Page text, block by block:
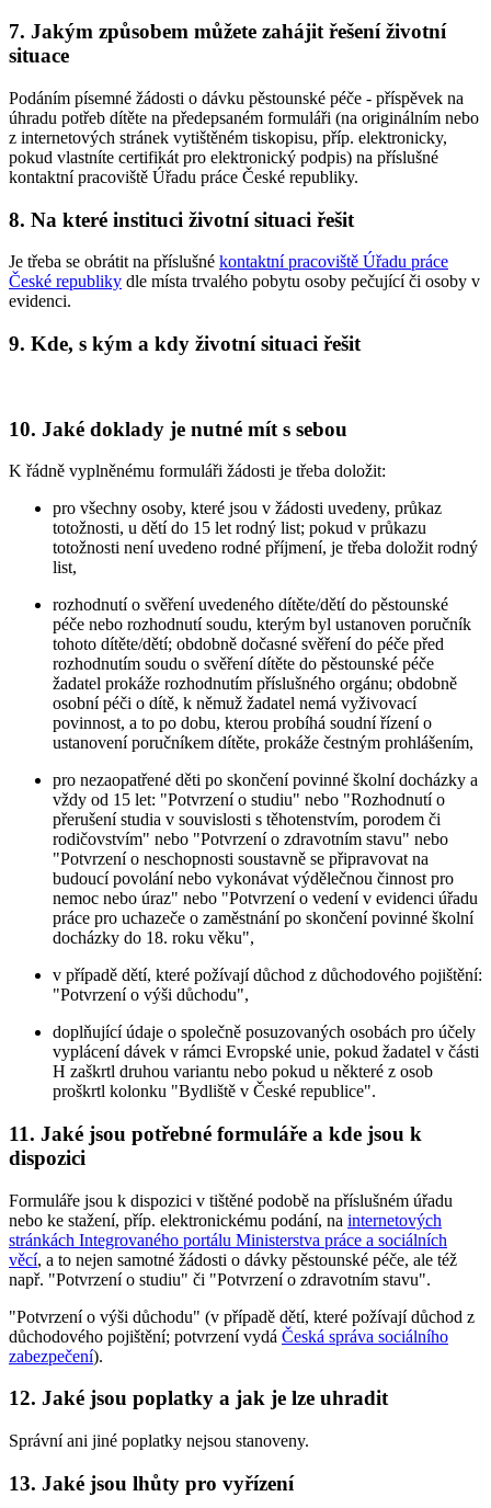
7. Jakým způsobem můžete zahájit řešení životní
situace
Podáním písemné žádosti o dávku pěstounské péče - příspěvek na
úhradu potřeb dítěte na předepsaném formuláři (na originálním nebo
z internetových stránek vytištěném tiskopisu, příp. elektronicky,
pokud vlastníte certifikát pro elektronický podpis) na příslušné
kontaktní pracoviště Úřadu práce České republiky.
8. Na které instituci životní situaci řešit
Je třeba se obrátit na příslušné kontaktní pracoviště Úřadu práce
České republiky dle místa trvalého pobytu osoby pečující či osoby v
evidenci.
9. Kde, s kým a kdy životní situaci řešit
10. Jaké doklady je nutné mít s sebou
K řádně vyplněnému formuláři žádosti je třeba doložit:
pro všechny osoby, které jsou v žádosti uvedeny, průkaz
totožnosti, u dětí do 15 let rodný list; pokud v průkazu
totožnosti není uvedeno rodné příjmení, je třeba doložit rodný
list,
rozhodnutí o svěření uvedeného dítěte/dětí do pěstounské
péče nebo rozhodnutí soudu, kterým byl ustanoven poručník
tohoto dítěte/dětí; obdobně dočasné svěření do péče před
rozhodnutím soudu o svěření dítěte do pěstounské péče
žadatel prokáže rozhodnutím příslušného orgánu; obdobně
osobní péči o dítě, k němuž žadatel nemá vyživovací
povinnost, a to po dobu, kterou probíhá soudní řízení o
ustanovení poručníkem dítěte, prokáže čestným prohlášením,
pro nezaopatřené děti po skončení povinné školní docházky a
vždy od 15 let: "Potvrzení o studiu" nebo "Rozhodnutí o
přerušení studia v souvislosti s těhotenstvím, porodem či
rodičovstvím" nebo "Potvrzení o zdravotním stavu" nebo
"Potvrzení o neschopnosti soustavně se připravovat na
budoucí povolání nebo vykonávat výdělečnou činnost pro
nemoc nebo úraz" nebo "Potvrzení o vedení v evidenci úřadu
práce pro uchazeče o zaměstnání po skončení povinné školní
docházky do 18. roku věku",
v případě dětí, které požívají důchod z důchodového pojištění:
"Potvrzení o výši důchodu",
doplňující údaje o společně posuzovaných osobách pro účely
vyplácení dávek v rámci Evropské unie, pokud žadatel v části
H zaškrtl druhou variantu nebo pokud u některé z osob
proškrtl kolonku "Bydliště v České republice".
11. Jaké jsou potřebné formuláře a kde jsou k
dispozici
Formuláře jsou k dispozici v tištěné podobě na příslušném úřadu
nebo ke stažení, příp. elektronickému podání, na internetových
stránkách Integrovaného portálu Ministerstva práce a sociálních
věcí, a to nejen samotné žádosti o dávky pěstounské péče, ale též
např. "Potvrzení o studiu" či "Potvrzení o zdravotním stavu".
"Potvrzení o výši důchodu" (v případě dětí, které požívají důchod z
důchodového pojištění; potvrzení vydá Česká správa sociálního
zabezpečení).
12. Jaké jsou poplatky a jak je lze uhradit
Správní ani jiné poplatky nejsou stanoveny.
13. Jaké jsou lhůty pro vyřízení